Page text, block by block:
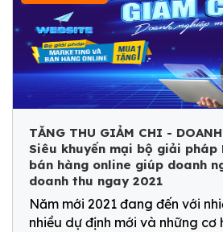
TĂNG THU GIẢM CHI -
Siêu khuyến mại bộ giải
bán hàng online giúp doanh
doanh thu ngay 2021
Năm mới 2021 đang đến với
nhiều dự định mới và những cơ